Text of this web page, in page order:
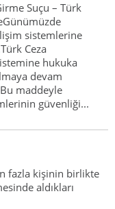
Suçu – Türk
sistemlerine
Ceza
hukuka
devam
maddeyle
güvenliği...
fazla kişinin birlikte
aldıkları